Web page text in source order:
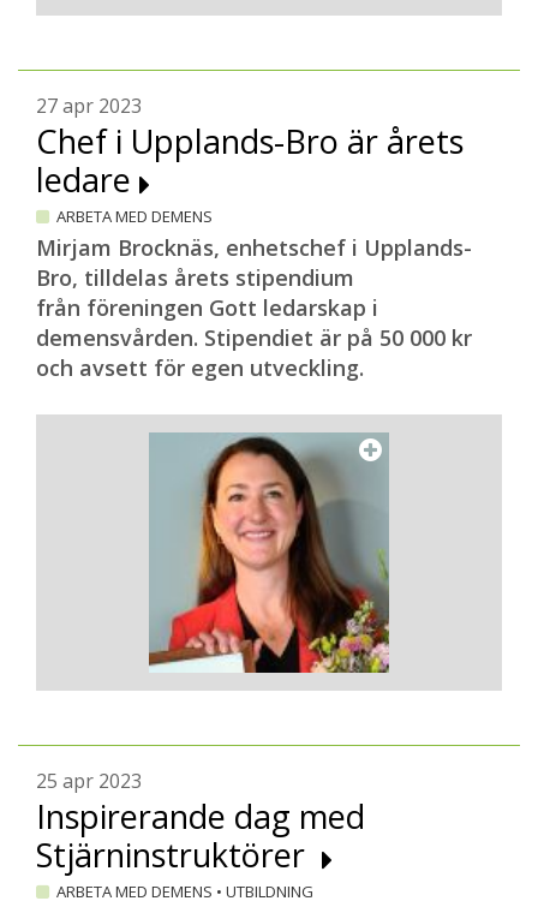
27 apr 2023
Chef i Upplands-Bro är årets
ledare
ARBETA MED DEMENS
Mirjam Brocknäs, enhetschef i Upplands-
Bro, tilldelas årets stipendium
från föreningen Gott ledarskap i
demensvården. Stipendiet är på 50 000 kr
och avsett för egen utveckling.
25 apr 2023
Inspirerande dag med
Stjärninstruktörer
ARBETA MED DEMENS • UTBILDNING